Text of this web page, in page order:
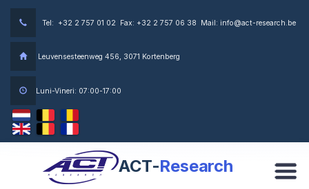
Tel: +32 2 757 01 02 Fax: +32 2 757 06 38 Mail: info@act-research.be
Leuvensesteenweg 456, 3071 Kortenberg
Luni-Vineri: 07:00-17:00
ACT-Research